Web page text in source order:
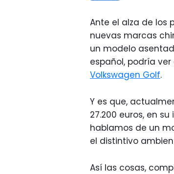
Ante el alza de los
nuevas marcas
un modelo
español, podría
Volkswagen Golf.
Y es que,
27.200 euros, en
hablamos de un
el distintivo
Así las cosas,